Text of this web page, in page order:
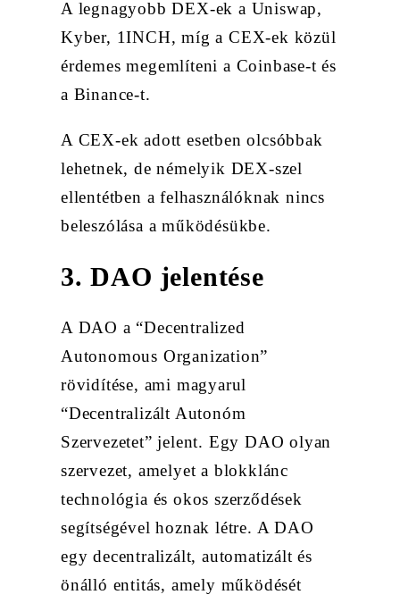
A legnagyobb DEX-ek a Uniswap,
Kyber, 1INCH, míg a CEX-ek közül
érdemes megemlíteni a Coinbase-t és
a Binance-t.
A CEX-ek adott esetben olcsóbbak
lehetnek, de némelyik DEX-szel
ellentétben a felhasználóknak nincs
beleszólása a működésükbe.
3. DAO jelentése
A DAO a “Decentralized
Autonomous Organization”
rövidítése, ami magyarul
“Decentralizált Autonóm
Szervezetet” jelent. Egy DAO olyan
szervezet, amelyet a blokklánc
technológia és okos szerződések
segítségével hoznak létre. A DAO
egy decentralizált, automatizált és
önálló entitás, amely működését